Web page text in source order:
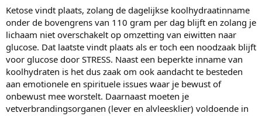
Ketose vindt plaats, zolang de dagelijkse koolhydraatinname
onder de bovengrens van 110 gram per dag blijft en zolang je
lichaam niet overschakelt op omzetting van eiwitten naar
glucose. Dat laatste vindt plaats als er toch een noodzaak blijft
voor glucose door STRESS. Naast een beperkte inname van
koolhydraten is het dus zaak om ook aandacht te besteden
aan emotionele en spirituele issues waar je bewust of
onbewust mee worstelt. Daarnaast moeten je
vetverbrandingsorganen (lever en alvleesklier) voldoende in